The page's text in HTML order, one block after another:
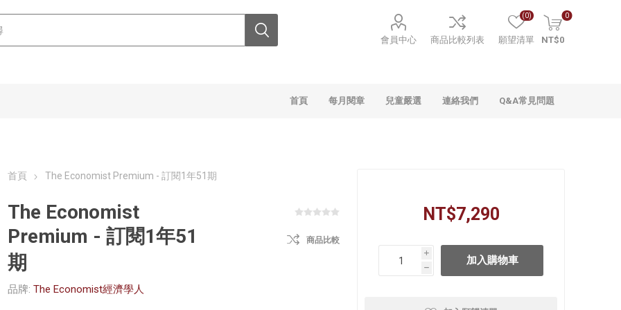
會員中心 商品比較列表 願望清單
(0) 0
NT$0
首頁 每月閱章 兒童嚴選 連絡我們 Q&A常見問題
首頁 The Economist Premium - 訂閱1年51期
The Economist
Premium - 訂閱1年51
期
品牌: The Economist經濟學人
商品比較
NT$7,290
i
h